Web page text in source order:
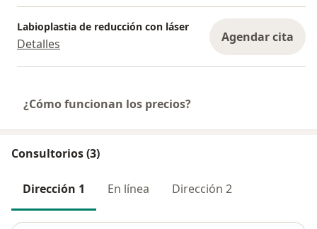
Labioplastia de reducción con láser
Detalles Agendar cita
¿Cómo funcionan los precios?
Consultorios (3)
Dirección 1 En línea Dirección 2